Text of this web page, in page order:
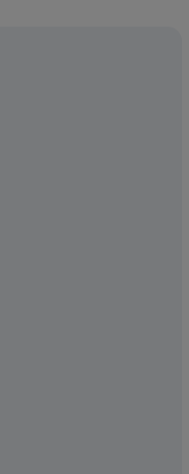
hotel nelle vicinanze